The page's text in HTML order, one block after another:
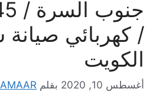
/ كهربائي صيانة
الكويت
أغسطس 10, 2020 بقلم AMAAR